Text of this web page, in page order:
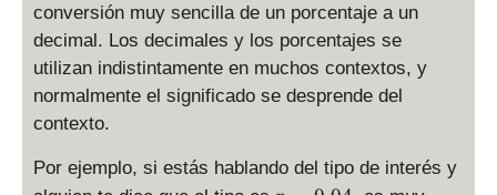
conversión muy sencilla de un porcentaje a un
decimal. Los decimales y los porcentajes se
utilizan indistintamente en muchos contextos, y
normalmente el significado se desprende del
contexto.
Por ejemplo, si estás hablando del tipo de interés y